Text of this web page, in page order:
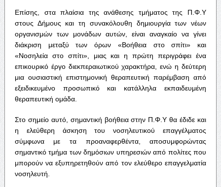
Επίσης, στα πλαίσια της ανάθεσης τμήματος της Π.Φ.Υ
στους Δήμους και τη συνακόλουθη δημιουργία των νέων
οργανισμών των μονάδων αυτών, είναι αναγκαίο να γίνει
διάκριση μεταξύ των όρων «Βοήθεια στο σπίτι» και
«Νοσηλεία στο σπίτι», μιας και η πρώτη περιγράφει ένα
επικουρικό έργο διεκπεραιωτικού χαρακτήρα, ενώ η δεύτερη
μια ουσιαστική επιστημονική θεραπευτική παρέμβαση από
εξειδικευμένο προσωπικό και κατάλληλα εκπαιδευμένη
θεραπευτική ομάδα.
Στο σημείο αυτό, σημαντική βοήθεια στην Π.Φ.Υ θα έδιδε και
η ελεύθερη άσκηση του νοσηλευτικού επαγγέλματος
σύμφωνα με τα προαναφερθέντα, αποσυμφορώντας
σημαντικό τμήμα των δημόσιων υπηρεσιών από πολίτες που
μπορούν να εξυπηρετηθούν από τον ελεύθερο επαγγελματία
νοσηλευτή.